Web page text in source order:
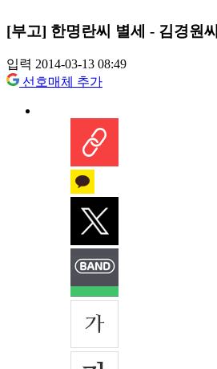
[부고] 한명란씨 별세 - 김경원
입력 2014-03-13 08:49
선호매체 추가